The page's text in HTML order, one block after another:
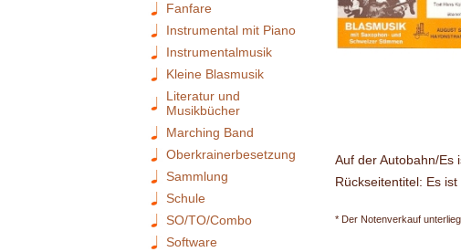
Fanfare
Instrumental mit Piano
Instrumentalmusik
Kleine Blasmusik
Literatur und
Musikbücher
Marching Band
Oberkrainerbesetzung
Sammlung
Schule
SO/TO/Combo
Software
Auf der Autobahn/Es
Rückseitentitel: Es
* Der Notenverkauf